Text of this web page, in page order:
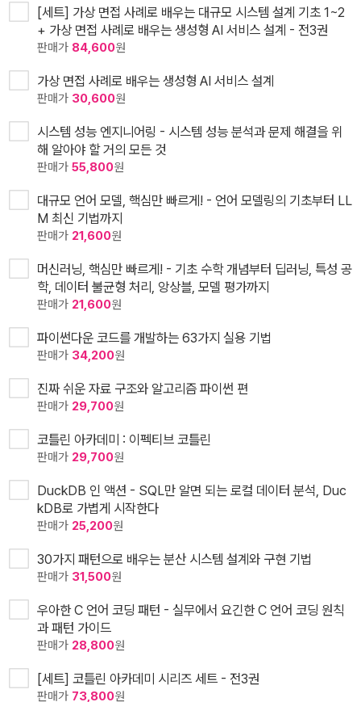
[세트] 가상 면접 사례로 배우는 대규모 시스템 설계 기초 1~2
+ 가상 면접 사례로 배우는 생성형 AI 서비스 설계 - 전3권
판매가 84,600원
가상 면접 사례로 배우는 생성형 AI 서비스 설계
판매가 30,600원
시스템 성능 엔지니어링 - 시스템 성능 분석과 문제 해결을 위
해 알아야 할 거의 모든 것
판매가 55,800원
대규모 언어 모델, 핵심만 빠르게! - 언어 모델링의 기초부터 LL
M 최신 기법까지
판매가 21,600원
머신러닝, 핵심만 빠르게! - 기초 수학 개념부터 딥러닝, 특성 공
학, 데이터 불균형 처리, 앙상블, 모델 평가까지
판매가 21,600원
파이썬다운 코드를 개발하는 63가지 실용 기법
판매가 34,200원
진짜 쉬운 자료 구조와 알고리즘 파이썬 편
판매가 29,700원
코틀린 아카데미 : 이펙티브 코틀린
판매가 29,700원
DuckDB 인 액션 - SQL만 알면 되는 로컬 데이터 분석, Duc
kDB로 가볍게 시작한다
판매가 25,200원
30가지 패턴으로 배우는 분산 시스템 설계와 구현 기법
판매가 31,500원
우아한 C 언어 코딩 패턴 - 실무에서 요긴한 C 언어 코딩 원칙
과 패턴 가이드
판매가 28,800원
[세트] 코틀린 아카데미 시리즈 세트 - 전3권
판매가 73,800원